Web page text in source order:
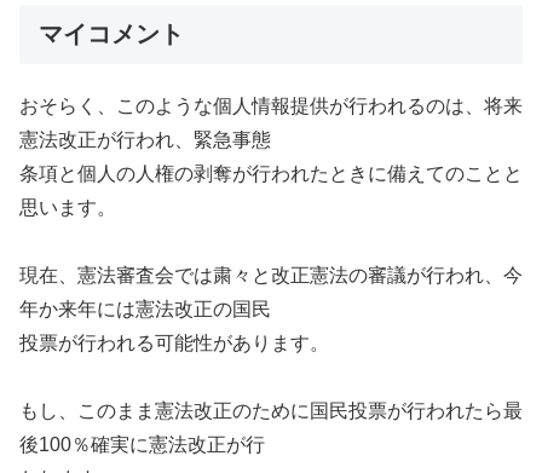
マイコメント
おそらく、このような個人情報提供が行われるのは、将来
憲法改正が行われ、緊急事態
条項と個人の人権の剥奪が行われたときに備えてのことと
思います。
現在、憲法審査会では粛々と改正憲法の審議が行われ、今
年か来年には憲法改正の国民
投票が行われる可能性があります。
もし、このまま憲法改正のために国民投票が行われたら最
後100％確実に憲法改正が行